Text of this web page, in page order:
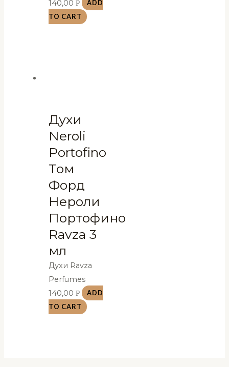
140,00Р
ADD
TO CART
Духи
Neroli
Portofino
Том
Форд
Нероли
Портофино
Ravza 3
мл
Духи Ravza
Perfumes
140,00Р
ADD
TO CART